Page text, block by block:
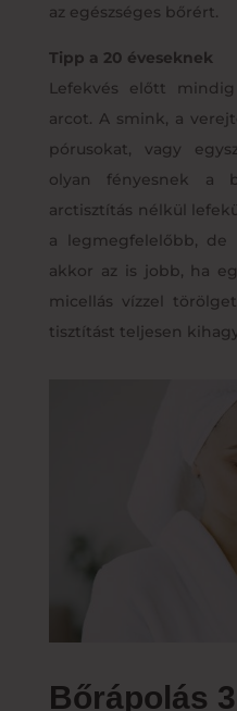
az egészséges bőrért.
Tipp a 20 éveseknek
Lefekvés előtt
arcot. A smink, a
pórusokat, vagy
olyan fényesnek a
arctisztítás nélkül
a legmegfelelőbb, de
akkor az is jobb, ha
micellás vízzel
tisztítást teljesen
Bőrápolás